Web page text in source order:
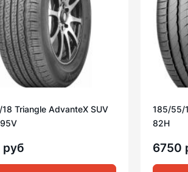
Triangle AdvanteX SUV
185/55/
82H
6750